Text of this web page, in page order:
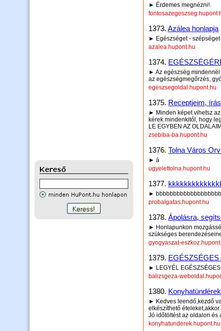
► Érdemes megnézni!.
1373. Azálea honlapja
► Egészséget -
azalea.hupont.hu
1374.
► Az egészség
az egészségmegőrzés,
egeszsegoldal.hupont.hu
1375. Receptjeim,
► Minden képet vihetsz
kérek mindenkitől, hogy
LE EGYBEN AZ
zsebiba-ba.hupont.hu
1376. Tolna Város
► á
ugyelettolna.hupont.hu
1377.
►
probalgatas.hupont.hu
1378. Ápolásra,
► Honlapunkon
szükséges
gyogyaszat-
1379.
► LEGYÉL
balizsgeza-
1380.
► Kedves leendő,kezdő
elkészíthető
Jó időtöltést az oldalon és
konyhatunderek.hupont.hu